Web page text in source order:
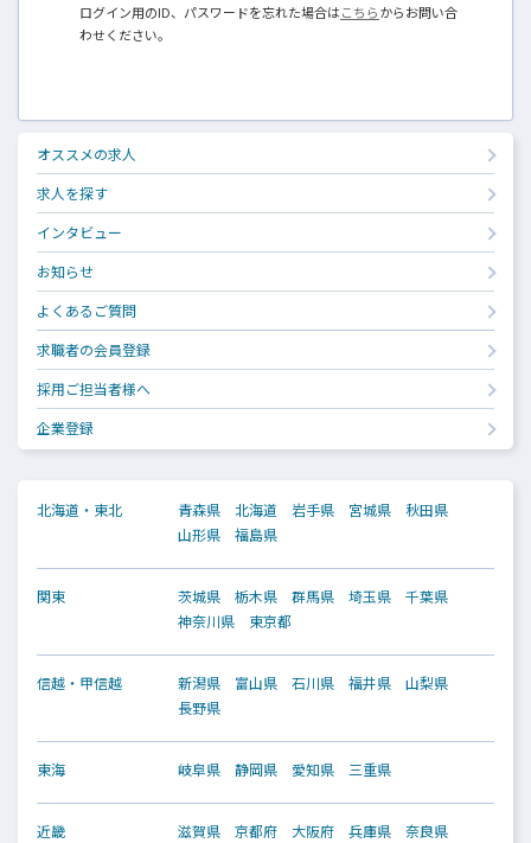
ログイン用のID、パスワードを忘れた場合はこちらからお問い合
わせください。
オススメの求人
求人を探す
インタビュー
お知らせ
よくあるご質問
求職者の会員登録
採用ご担当者様へ
企業登録
北海道・東北 青森県 北海道 岩手県 宮城県
秋田県
山形県
福島県
関東 茨城県 栃木県 群馬県 埼玉県
千葉県
神奈川県
東京都
信越・甲信越 新潟県 富山県 石川県 福井県
山梨県
長野県
東海 岐阜県 静岡県 愛知県 三重県
近畿 滋賀県 京都府 大阪府 兵庫県
奈良県